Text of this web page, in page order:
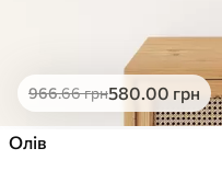
966.66грн580.00 грн
Олів